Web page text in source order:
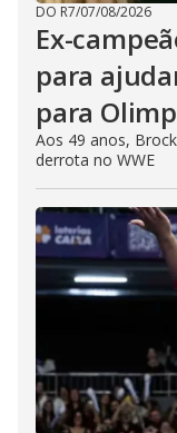
DO R7/07/08/2026
Ex-
para
para
Aos 49 anos,
derrota no WWE